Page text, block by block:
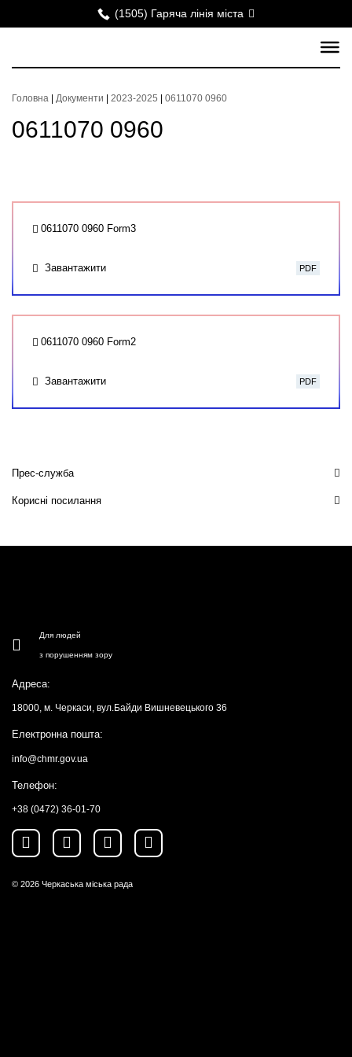
(1505) Гаряча лінія міста
Головна Документи 2023-2025 0611070 0960
0611070 0960
0611070 0960 Form3
Завантажити PDF
0611070 0960 Form2
Завантажити PDF
Прес-служба
Корисні посилання
Для людей
з порушенням зору
Адреса:
18000, м. Черкаси, вул.Байди Вишневецького 36
Електронна пошта:
info@chmr.gov.ua
Телефон:
+38 (0472) 36-01-70
© 2026 Черкаська міська рада